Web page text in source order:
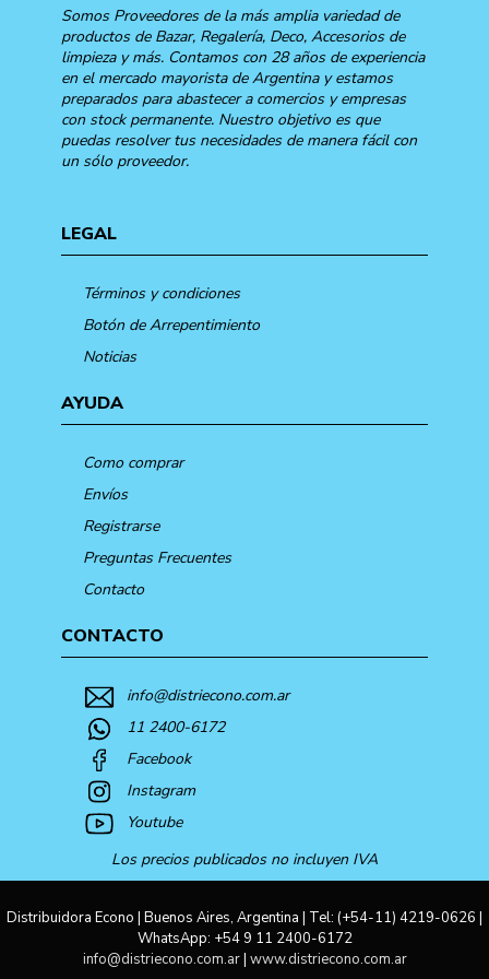
Somos Proveedores de la más amplia variedad de
productos de Bazar, Regalería, Deco, Accesorios de
limpieza y más. Contamos con 28 años de experiencia
en el mercado mayorista de Argentina y estamos
preparados para abastecer a comercios y empresas
con stock permanente. Nuestro objetivo es que
puedas resolver tus necesidades de manera fácil con
un sólo proveedor.
LEGAL
Términos y condiciones
Botón de Arrepentimiento
Noticias
AYUDA
Como comprar
Envíos
Registrarse
Preguntas Frecuentes
Contacto
CONTACTO
info@distriecono.com.ar
11 2400-6172
Facebook
Instagram
Youtube
Los precios publicados no incluyen IVA
Distribuidora Econo | Buenos Aires, Argentina | Tel: (+54-11) 4219-0626 |
WhatsApp: +54 9 11 2400-6172
info@distriecono.com.ar| www.distriecono.com.ar